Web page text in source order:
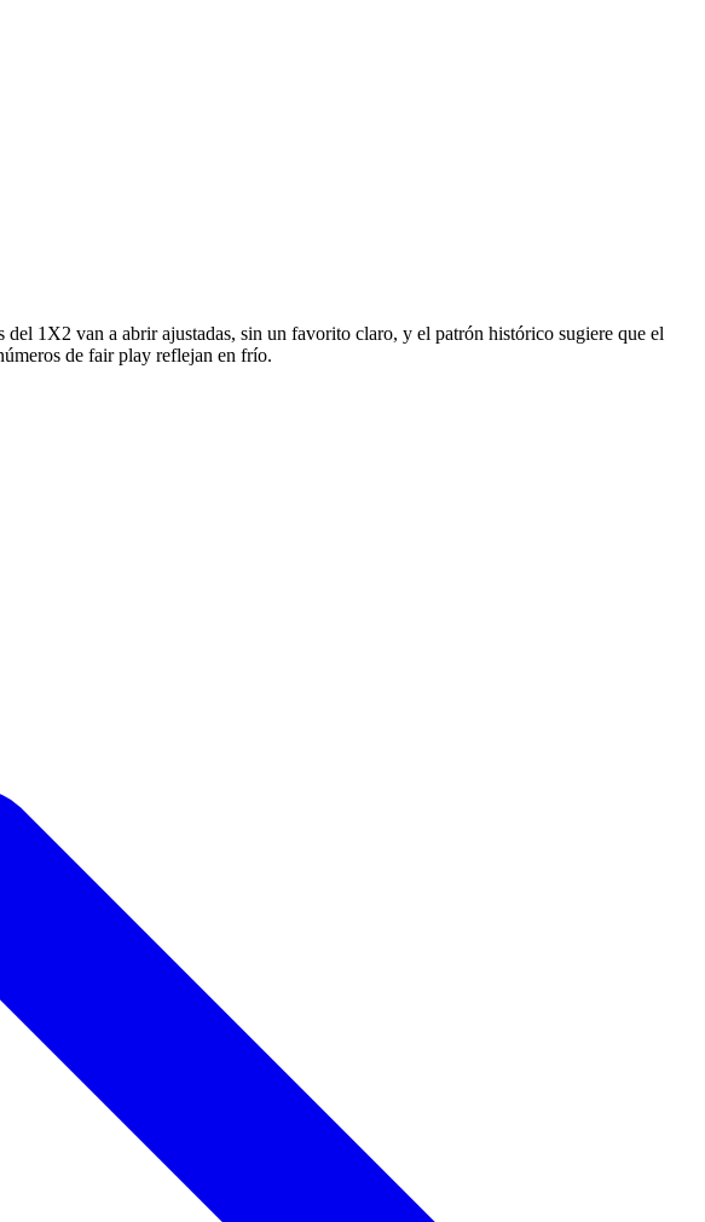
1X2 van a abrir ajustadas, sin un favorito claro, y el patrón histórico sugiere que el
de fair play reflejan en frío.